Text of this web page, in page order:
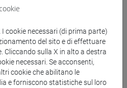
gli studenti dovranno
documento 'Compulsory
cookie necessari (di prima parte)
del sito e di effettuare
Cliccando sulla X in alto a destra
necessari. Se acconsenti,
cookie che abilitano le
e forniscono statistiche sul loro